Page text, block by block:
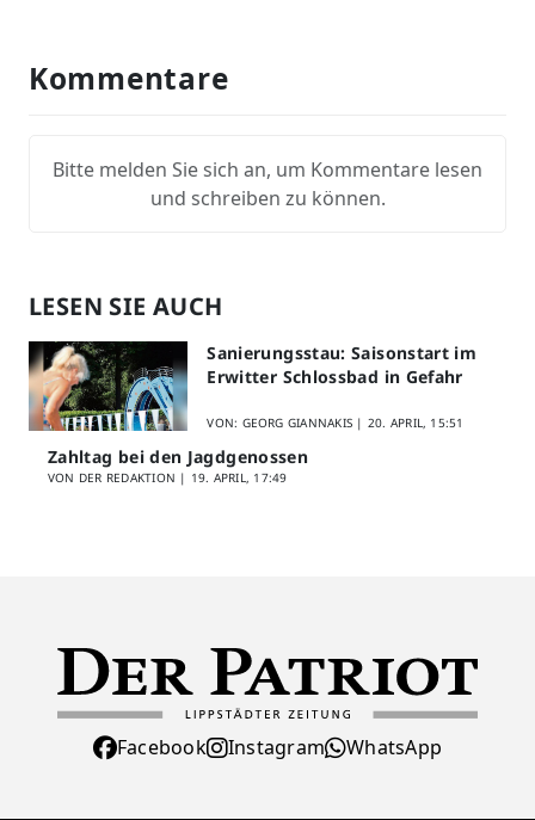
Kommentare
Bitte melden Sie sich an, um Kommentare lesen
und schreiben zu können.
LESEN SIE AUCH
Sanierungsstau: Saisonstart im
Erwitter Schlossbad in Gefahr
VON: GEORG GIANNAKIS | 20. APRIL, 15:51
Zahltag bei den Jagdgenossen
VON DER REDAKTION | 19. APRIL, 17:49
Facebook Instagram WhatsApp